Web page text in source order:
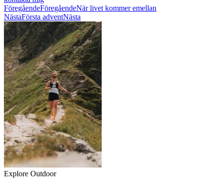
FöregåendeFöregåendeNär livet kommer emellan
NästaFörsta adventNästa
Explore Outdoor